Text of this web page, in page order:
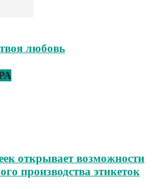
любовь
открывает возможности
производства этикеток